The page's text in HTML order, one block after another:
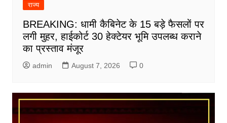
राज्य
BREAKING: धामी कैबिनेट के 15 बड़े फैसलों पर
लगी मुहर, हाईकोर्ट 30 हेक्टेयर भूमि उपलब्ध कराने
का प्रस्ताव मंजूर
admin August 7, 2026 0